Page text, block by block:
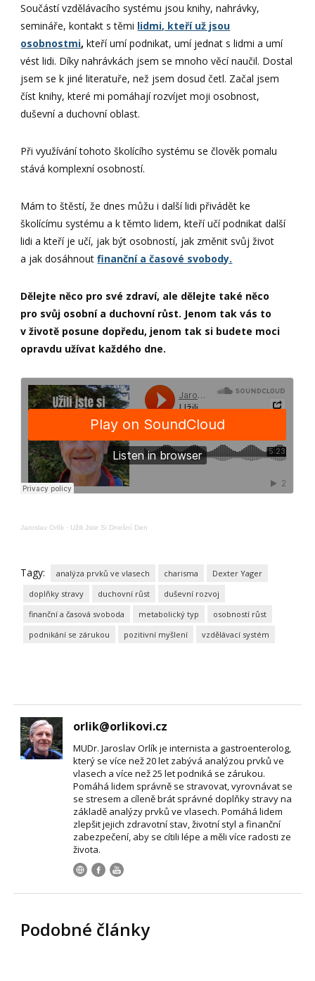
Součástí vzdělávacího systému jsou knihy, nahrávky,
semináře, kontakt s těmi lidmi, kteří už jsou
osobnostmi, kteří umí podnikat, umí jednat s lidmi a umí
vést lidi. Díky nahrávkách jsem se mnoho věcí naučil. Dostal
jsem se k jiné literatuře, než jsem dosud četl. Začal jsem
číst knihy, které mi pomáhají rozvíjet moji osobnost,
duševní a duchovní oblast.
Při využívání tohoto školícího systému se člověk pomalu
stává komplexní osobností.
Mám to štěstí, že dnes můžu i další lidi přivádět ke
školícímu systému a k těmto lidem, kteří učí podnikat další
lidi a kteří je učí, jak být osobností, jak změnit svůj život
a jak dosáhnoutfinanční a časové svobody.
Dělejte něco pro své zdraví, ale dělejte také něco
pro svůj osobní a duchovní růst. Jenom tak vás to
v životě posune dopředu, jenom tak si budete moci
opravdu užívat každého dne.
Jaroslav Orlík · Užili Jste Si Dnešní Den
Tagy: analýza prvků ve vlasech charisma
Dexter Yager
doplňky stravy
duchovní růst
duševní rozvoj
finanční a časová svoboda
metabolický typ
osobností růst
podnikání se zárukou
pozitivní myšlení vzdělávací systém
orlik@orlikovi.cz
MUDr. Jaroslav Orlík je internista a gastroenterolog,
který se více než 20 let zabývá analýzou prvků ve
vlasech a více než 25 let podniká se zárukou.
Pomáhá lidem správně se stravovat, vyrovnávat se
se stresem a cíleně brát správné doplňky stravy na
základě analýzy prvků ve vlasech. Pomáhá lidem
zlepšit jejich zdravotní stav, životní styl a finanční
zabezpečení, aby se cítili lépe a měli více radosti ze
života.
Podobné články